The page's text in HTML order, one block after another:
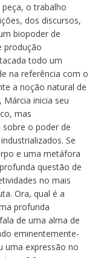
o trabalho
dos discursos,
biopoder de
produção
todo um
na referência com o
a noção natural de
inicia seu
mas
o poder de
Se
e uma metáfora
questão de
no mais
Ora, qual é a
profunda
de uma alma de
eminentemente-
uma expressão no